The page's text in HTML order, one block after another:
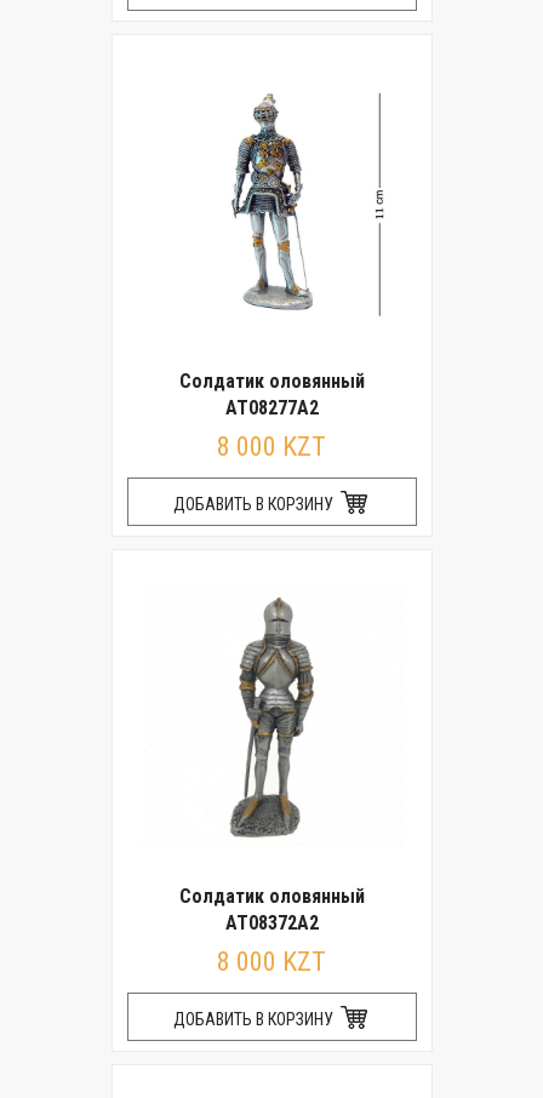
Солдатик оловянный
AT08277A2
8 000 KZT
ДОБАВИТЬ В КОРЗИНУ
Солдатик оловянный
AT08372A2
8 000 KZT
ДОБАВИТЬ В КОРЗИНУ